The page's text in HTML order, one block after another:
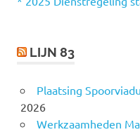
LIJN 83
Plaatsing
2026
Werkzaamheden